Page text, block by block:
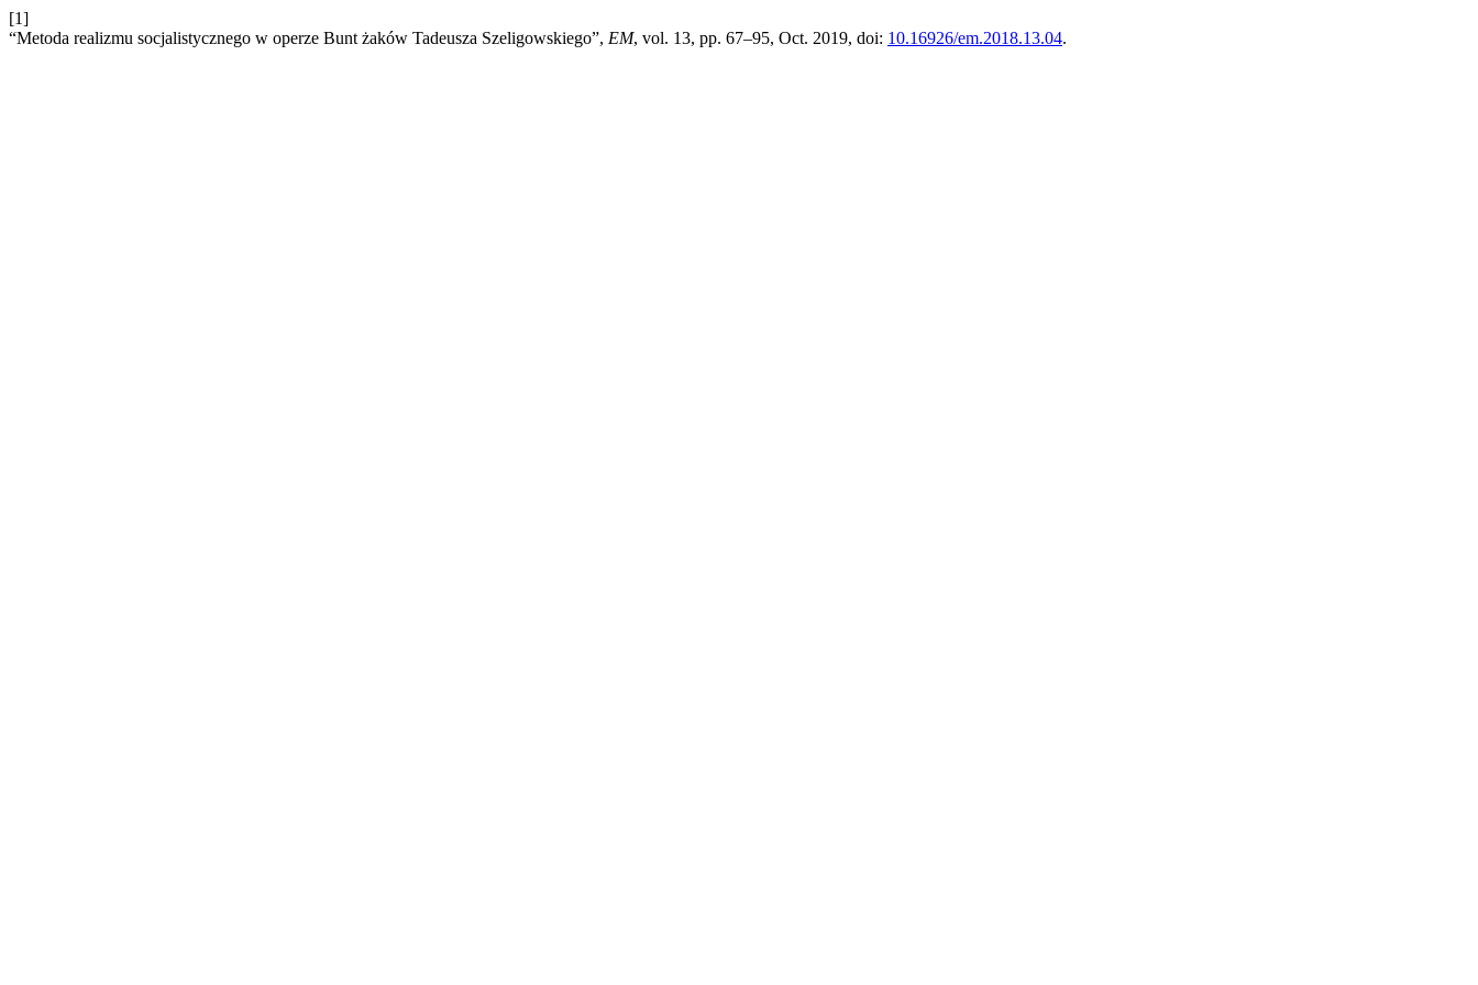
[1]
“Metoda realizmu socjalistycznego w operze Bunt żaków Tadeusza Szeligowskiego”, EM, vol. 13, pp. 67–95, Oct. 2019, doi: 10.16926/em.2018.13.04.